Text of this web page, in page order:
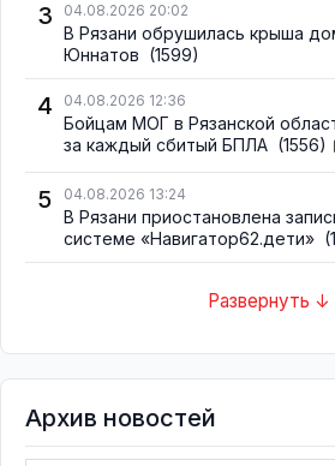
3 04.08.2026 20:02
В Рязани обрушилась крыша
Юннатов (1599)
4 04.08.2026 12:36
Бойцам МОГ в Рязанской
за каждый сбитый БПЛА (1556)
5 04.08.2026 13:24
В Рязани приостановлена
системе «Навигатор62.дети»
Развернуть ↓
Архив новостей